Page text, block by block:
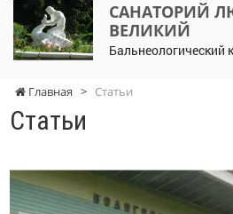
САНАТОРИЙ
ВЕЛИКИЙ
Бальнеологический
Главная > Статьи
Статьи